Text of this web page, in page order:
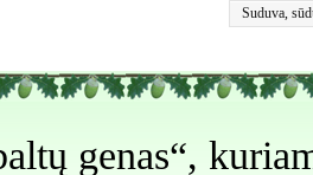
Suduva,
genas“,